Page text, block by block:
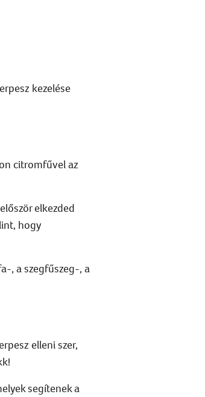
kezelése
citromfűvel az
először elkezded
hogy
, a szegfűszeg-, a
elleni szer,
segítenek a